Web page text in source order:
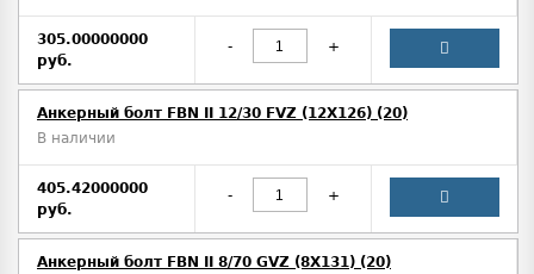
305.00000000
руб.
- +
Анкерный болт FBN II 12/30 FVZ (12X126) (20)
В наличии
405.42000000
руб.
- +
Анкерный болт FBN II 8/70 GVZ (8X131) (20)